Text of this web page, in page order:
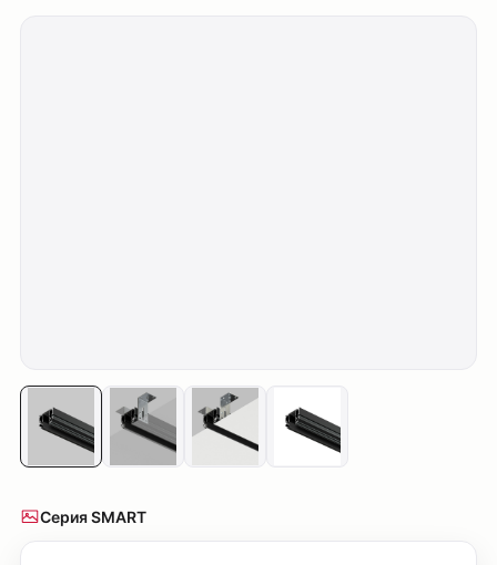
Серия SMART